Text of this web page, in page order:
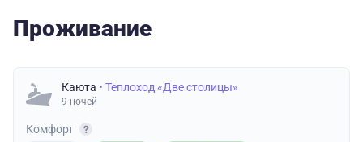
Проживание
Каюта • Теплоход «Две столицы»
9 ночей
Комфорт